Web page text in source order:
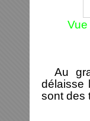
Au
délaisse
sont des